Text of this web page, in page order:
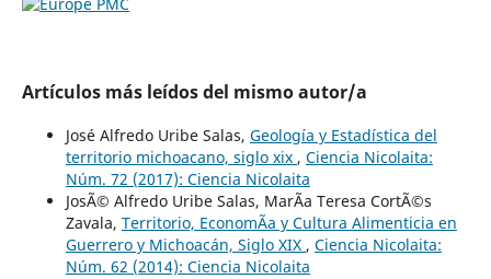
Artículos más leídos del mismo autor/a
José Alfredo Uribe Salas, Geología y Estadística del
territorio michoacano, siglo xix , Ciencia Nicolaita:
Núm. 72 (2017): Ciencia Nicolaita
JosÃ© Alfredo Uribe Salas, MarÃ­a Teresa CortÃ©s
Zavala, Territorio, EconomÃ­a y Cultura Alimenticia en
Guerrero y Michoacán, Siglo XIX , Ciencia Nicolaita:
Núm. 62 (2014): Ciencia Nicolaita